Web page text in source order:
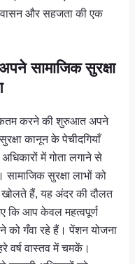
और सहजता की एक
सामाजिक सुरक्षा
करने की शुरुआत अपने
कानून के पेचीदगियाँ
में गोता लगाने से
सुरक्षा लाभों को
हैं, यह अंदर की दौलत
कि आप केवल महत्वपूर्ण
को गँवा रहे हैं। पेंशन योजना
वर्ष वास्तव में चमकें।